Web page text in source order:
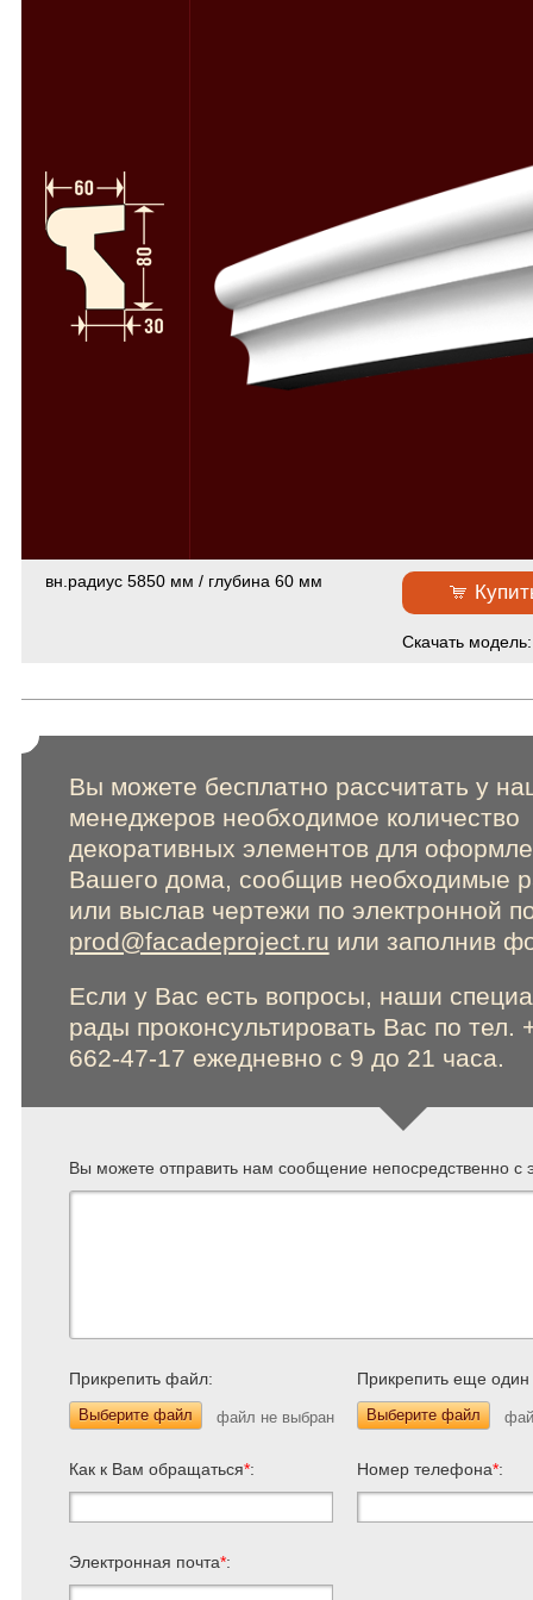
Консоли
34
Камни замковые
Декоративные элементы
112
Расходники
4
Фасадный декор из пенопласта
Cкачать
вн.радиус 5850 мм / глубина 60 мм
Вы можете бесплатно рассчитать у
менеджеров необходимое количество
декоративных элементов для
Вашего дома, сообщив необходимые
или выслав чертежи по электронной
prod@facadeproject.ru или заполнив
Если у Вас есть вопросы, наши
рады проконсультировать Вас по тел.
662-47-17 ежедневно с 9 до 21 часа.
Вы можете отправить нам сообщение непосредственно с
Прикрепить файл:
Выберите файл
Прикрепить еще
Выберите файл
Как к Вам обращаться*: Номер телефона*:
Электронная почта*: